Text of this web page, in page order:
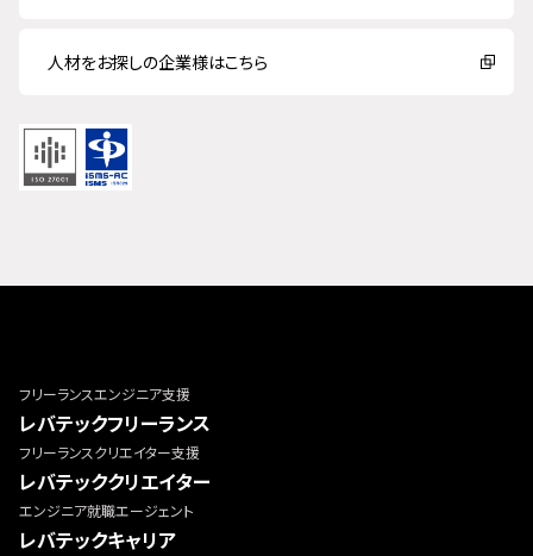
人材をお探しの企業様はこちら
フリーランスエンジニア支援
レバテックフリーランス
フリーランスクリエイター支援
レバテッククリエイター
エンジニア就職エージェント
レバテックキャリア